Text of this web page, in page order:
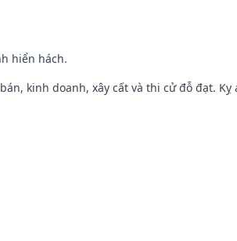
hiển hách.
kinh doanh, xây cất và thi cử đỗ đạt.